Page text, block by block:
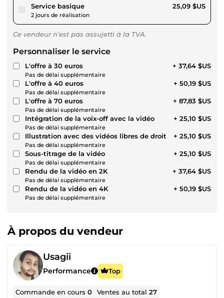
Service basiquepour 23,13 $US
2 jours de réalisation
25,09 $US
Ce vendeur n’est pas assujetti à la TVA.
Personnaliser le service
L'offre à 30 euros
Pas de délai supplémentaire
+ 37,64 $US
L'offre à 40 euros
Pas de délai supplémentaire
+ 50,19 $US
L'offre à 70 euros
Pas de délai supplémentaire
+ 87,83 $US
Intégration de la voix-off avec la vidéo
Pas de délai supplémentaire
+ 25,10 $US
Illustration avec des vidéos libres de droit
Pas de délai supplémentaire
+ 25,10 $US
Sous-titrage de la vidéo
Pas de délai supplémentaire
+ 25,10 $US
Rendu de la vidéo en 2K
Pas de délai supplémentaire
+ 37,64 $US
Rendu de la vidéo en 4K
Pas de délai supplémentaire
+ 50,19 $US
À propos du vendeur
Usagii
Performance Top
Commande en cours0 Ventes au total27